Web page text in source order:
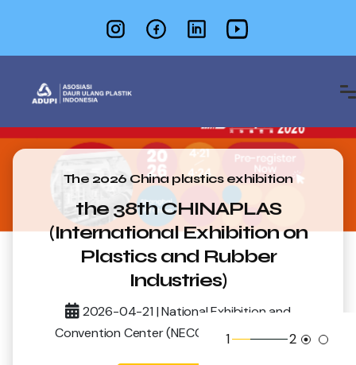
The 2026 China plastics exhibition
the 38th CHINAPLAS
(International Exhibition on
Plastics and Rubber
Industries)
2026-04-21 | National Exhibition and
Convention Center (NECC), Shanghai, China
1 2